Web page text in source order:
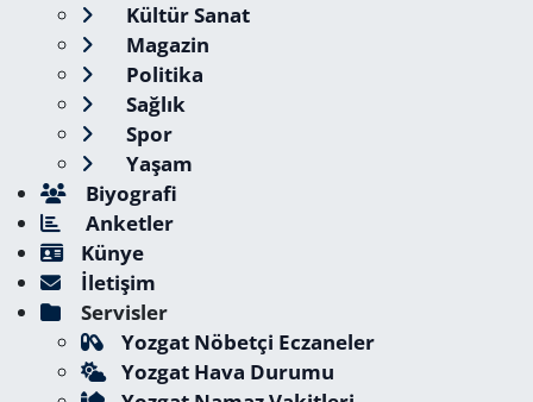
Kültür Sanat
Magazin
Politika
Sağlık
Spor
Yaşam
Biyografi
Anketler
Künye
İletişim
Servisler
Yozgat Nöbetçi Eczaneler
Yozgat Hava Durumu